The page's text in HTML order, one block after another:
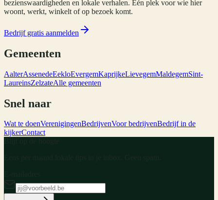
bezienswaardigheden en lokale verhalen. Eén plek voor wie hier
woont, werkt, winkelt of op bezoek komt.
Bedrijf gratis aanmelden
Gemeenten
AalterAssenedeEekloEvergemKaprijkeLievegemMaldegemSint-
LaureinsZelzateAlle gemeenten
Snel naar
Wat te doenVerenigingenBedrijvenVoor bedrijvenBedrijf in de
kijkerContact